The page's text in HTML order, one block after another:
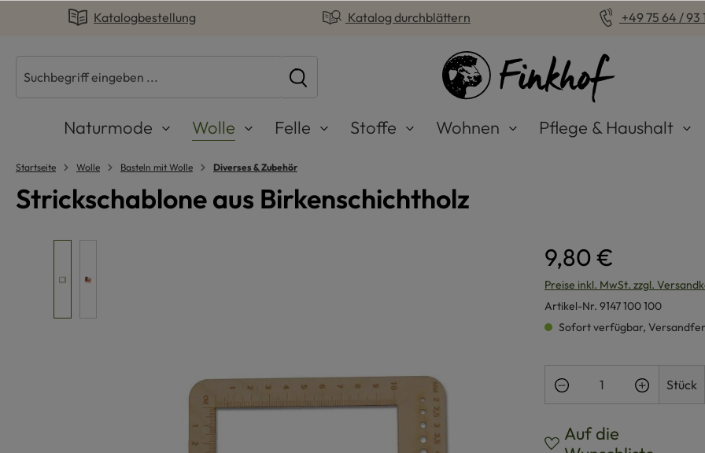
Zur Hauptnavigation springen
Katalogbestellung Katalog durchblättern +49 75 64 / 93
Naturmode Wolle Felle Stoffe Wohnen Pflege & Haushalt
Startseite Wolle Basteln mit Wolle Diverses & Zubehör
Strickschablone aus Birkenschichtholz
9,80 €
Preise inkl. MwSt. zzgl.
Artikel-Nr. 9147 100 100
Sofort verfügbar,
Produkt Anzahl:
Stück
Auf die